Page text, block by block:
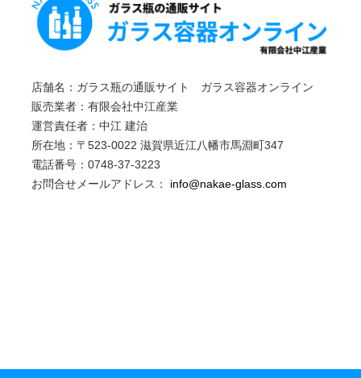
店舗名：ガラス瓶の通販サイト ガラス容器オンライン
販売業者：有限会社中江産業
運営責任者：中江 建治
所在地：〒523-0022 滋賀県近江八幡市馬淵町347
電話番号：0748-37-3223
お問合せメールアドレス： info@nakae-glass.com